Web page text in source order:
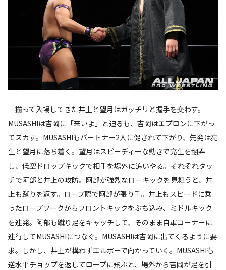
揃って入場してきた井上と望月はガッチリと握手を交わす。
MUSASHIは吉岡に「来いよ」と迫るも、吉岡はエプロンに下がっ
てスカす。MUSASHIもパートナー2人に促されて下がり、先発は亮
生と望月に落ち着く。望月はスピーディーな動きで亮生を翻弄
し、低空ドロップキックで相手を場外に追いやる。それぞれタッ
チで阿部と井上の攻防。阿部が強烈なローキックを見舞うと、井
上も蹴りを返す。ロープ際で阿部が張り手。井上もスピードに乗
ったロープワークからフロントキックをぶち込み、ミドルキック
を連発。阿部も蹴り足をキャッチして、そのまま自軍コーナーに
連行してMUSASHIにつなぐ。MUSASHIは吉岡に出てくるように要
求。しかし、井上が構わずエルボーで向かっていく。MUSASHIも
逆水平チョップを返してロープに飛ぶと、場外から吉岡が足を引